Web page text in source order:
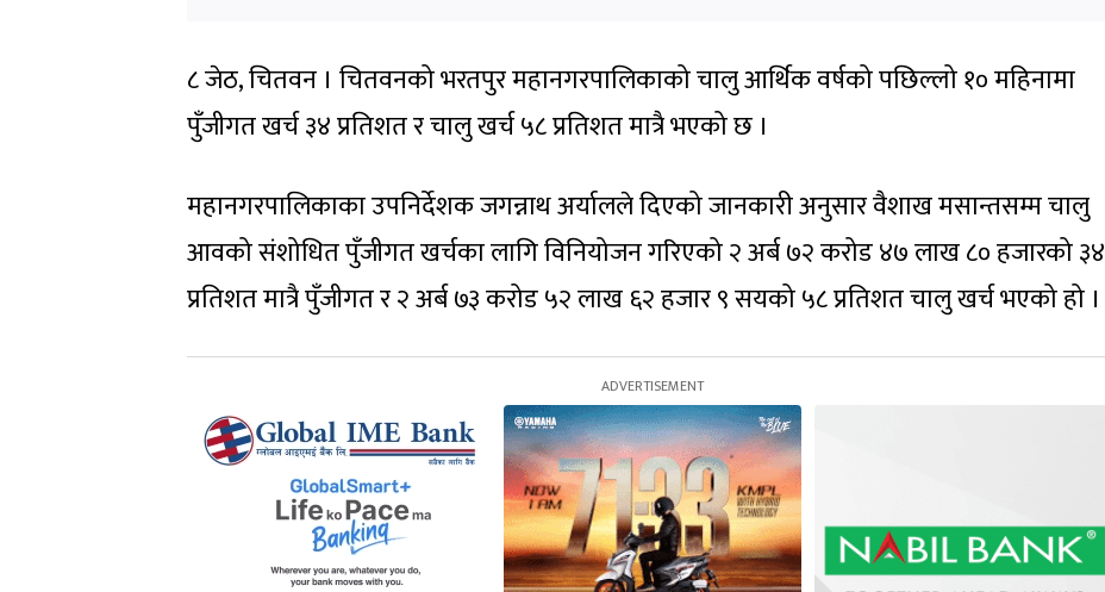
८ जेठ, चितवन । चितवनको भरतपुर महानगरपालिकाको चालु आर्थिक वर्षको पछिल्लो १० महिनामा
पुँजीगत खर्च ३४ प्रतिशत र चालु खर्च ५८ प्रतिशत मात्रै भएको छ ।
महानगरपालिकाका उपनिर्देशक जगन्नाथ अर्यालले दिएको जानकारी अनुसार वैशाख मसान्तसम्म चालु
आवको संशोधित पुँजीगत खर्चका लागि विनियोजन गरिएको २ अर्ब ७२ करोड ४७ लाख ८० हजारको ३४
प्रतिशत मात्रै पुँजीगत र २ अर्ब ७३ करोड ५२ लाख ६२ हजार ९ सयको ५८ प्रतिशत चालु खर्च भएको हो ।